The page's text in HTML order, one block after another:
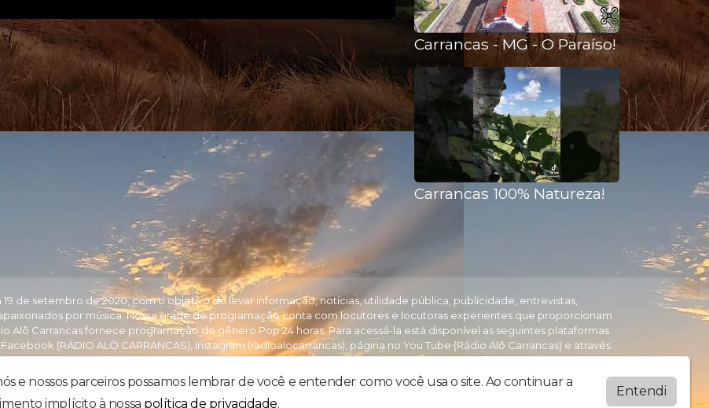
Carrancas - MG - O Paraíso!
Carrancas 100% Natureza!
e nossos parceiros possamos lembrar de você e entender como você usa o site. Ao continuar a
implícito à nossa política de privacidade.
Entendi
19 de setembro de 2020, com o objetivo de levar informação, notícias, utilidade pública, publicidade, entrevistas,
por música. Nossa grade de programação conta com locutores e locutoras experientes que proporcionam
Alô Carrancas fornece programação de gênero Pop 24 horas. Para acessá-la está disponível as seguintes plataformas
(RÁDIO ALÔ CARRANCAS), Instagram (radioalocarrancas), página no You Tube (Rádio Alô Carrancas) e através
Play Store ou Google Play. Para iPhone/iPad, baixe o aplicativo no radios.com.br Visite Carrancas-MG um paraíso na